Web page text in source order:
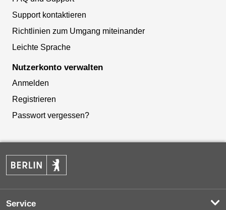
Support kontaktieren
Richtlinien zum Umgang miteinander
Leichte Sprache
Nutzerkonto verwalten
Anmelden
Registrieren
Passwort vergessen?
Service